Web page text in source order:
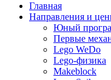
Центр "Юный техник"
г. Псков, Рижский пр-т,
Главная
Направления и
Юный
Первые
Lego WeDo
Lego-физика
Makeblock